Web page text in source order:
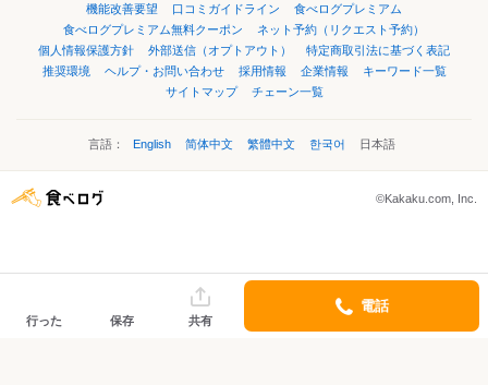
機能改善要望
口コミガイドライン
食べログプレミアム
食べログプレミアム無料クーポン
ネット予約（リクエスト予約）
個人情報保護方針
外部送信（オプトアウト）
特定商取引法に基づく表記
推奨環境
ヘルプ・お問い合わせ 採用情報 企業情報
キーワード一覧
サイトマップ
チェーン一覧
言語： English 简体中文 繁體中文 한국어 日本語
©Kakaku.com, Inc.
行った 保存 共有
電話